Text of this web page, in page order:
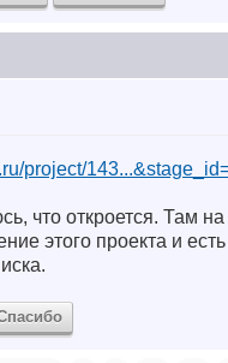
project/
что откроется. Там на
этого проекта и есть